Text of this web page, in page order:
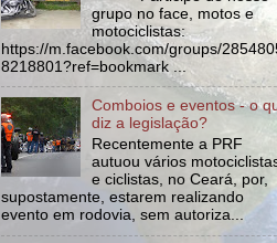
grupo no face, motos e
motociclistas:
https://m.facebook.com/groups/
8218801?ref=bookmark ...
Comboios e eventos - o
diz a legislação?
Recentemente a PRF
autuou vários
e ciclistas, no Ceará, por,
supostamente, estarem realizando
evento em rodovia, sem autoriza...